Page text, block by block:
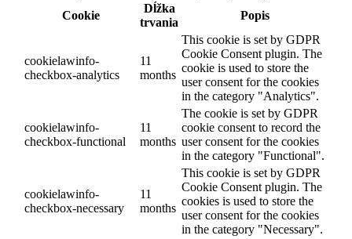
Cookie
Dĺžka
trvania
Popis
cookielawinfo-
checkbox-analytics
11
months
This cookie is set by GDPR
Cookie Consent plugin. The
cookie is used to store the
user consent for the cookies
in the category "Analytics".
cookielawinfo-
checkbox-functional
11
months
The cookie is set by GDPR
cookie consent to record the
user consent for the cookies
in the category "Functional".
cookielawinfo-
checkbox-necessary
11
months
This cookie is set by GDPR
Cookie Consent plugin. The
cookies is used to store the
user consent for the cookies
in the category "Necessary".